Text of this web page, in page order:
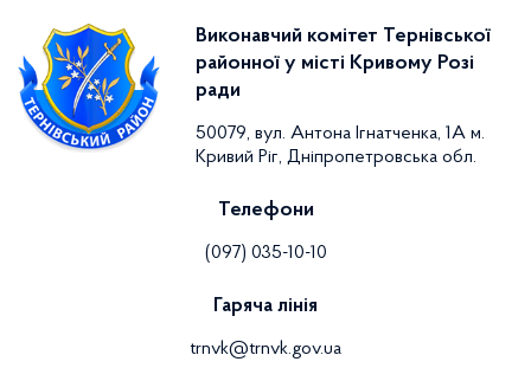
Виконавчий комітет Тернівської
районної у місті Кривому Розі
ради
50079, вул. Антона Ігнатченка, 1А м.
Кривий Ріг, Дніпропетровська обл.
Телефони
(097) 035-10-10
Гаряча лінія
trnvk@trnvk.gov.ua